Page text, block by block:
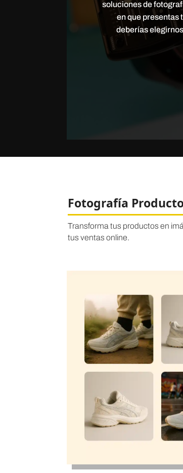
soluciones de
en que presentas
deberías
Fotografía
Transforma tus productos en
tus ventas online.